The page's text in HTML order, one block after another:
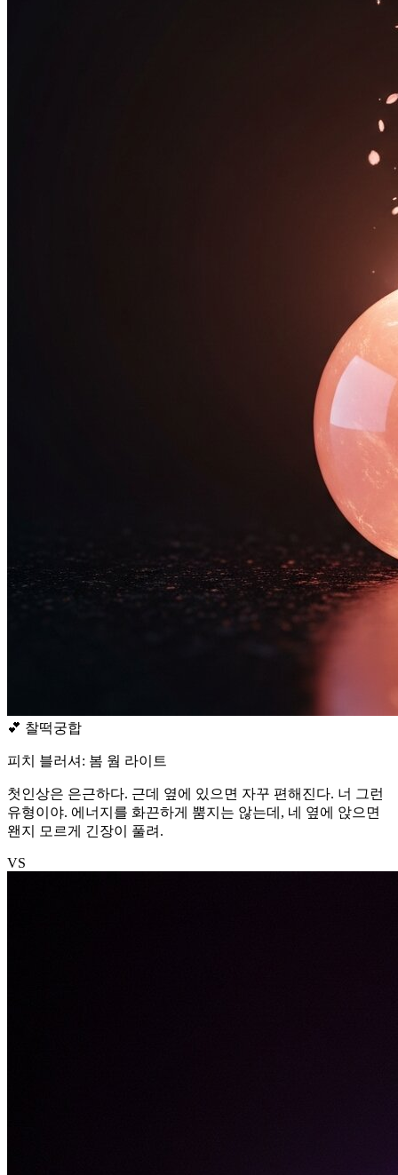
💕 찰떡궁합
피치 블러셔: 봄 웜 라이트
첫인상은 은근하다. 근데 옆에 있으면 자꾸 편해진다. 너 그런
유형이야. 에너지를 화끈하게 뿜지는 않는데, 네 옆에 앉으면
왠지 모르게 긴장이 풀려.
VS